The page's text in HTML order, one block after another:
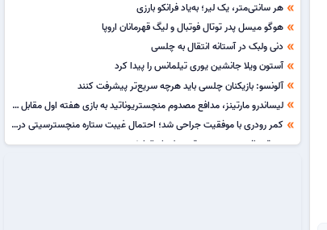
double_arrow هر سانتی‌متر، یک لیر؛ به‌یاد فرانکو بارزی
double_arrow هوگو میسل پدر توتال فوتبال و لیگ قهرمانان اروپا
double_arrow دنی ولبک در آستانه انتقال به چلسی
double_arrow آستون ویلا جانشین یوری تیلمانس را پیدا کرد
double_arrow آلونسو: بازیکنان چلسی باید هرچه سریع‌تر پیشرفت کنند
double_arrow لیساندرو مارتینز، مدافع مصدوم منچستریوناتید به بازی هفته اول مقابل هال سیتی می‌رسد
double_arrow کمر رودری با موفقیت جراحی شد؛ احتمال غیبت ستاره منچسترسیتی در آغاز فصل جدید
double_arrow روبرتو مانچینی سرمربی تیم ملی ایتالیا شد